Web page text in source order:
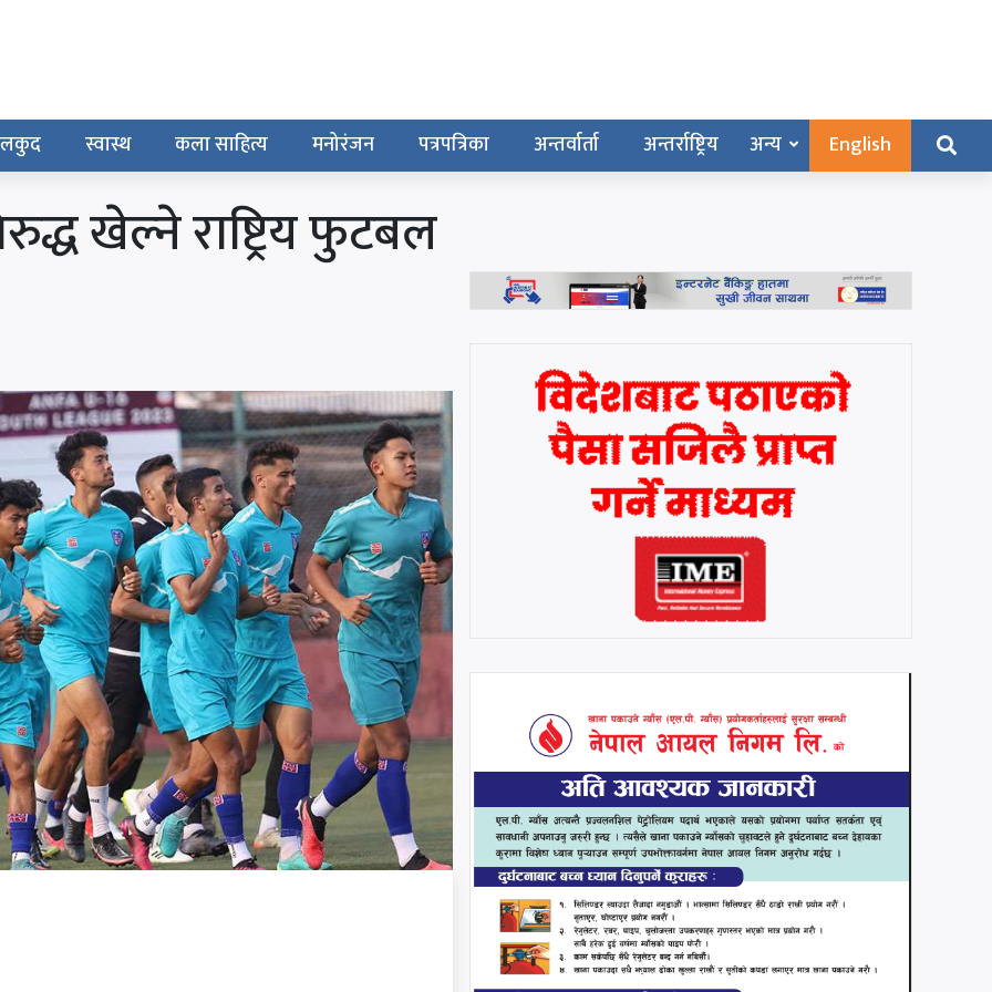
स्वास्थ कला साहित्य मनोरंजन पत्रपत्रिका अन्तर्वार्ता अन्तर्राष्ट्रिय अन्य English
खेल्ने राष्ट्रिय फुटबल